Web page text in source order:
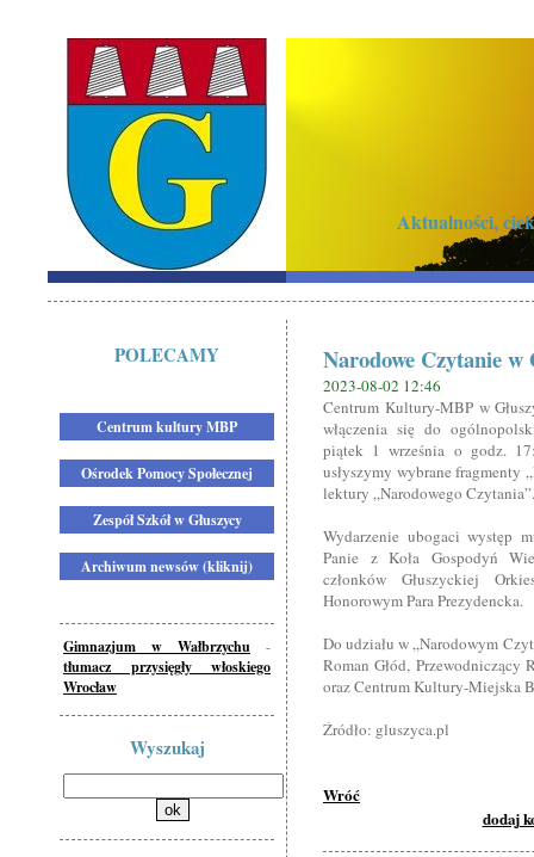
Aktualności,
POLECAMY
Centrum kultury MBP
Ośrodek Pomocy Społecznej
Zespół Szkół w Głuszycy
Archiwum newsów (kliknij)
Gimnazjum w Wałbrzychu -
tłumacz przysięgły włoskiego
Wrocław
Wyszukaj
Narodowe Czytanie w
2023-08-02 12:46
Centrum Kultury-MBP w
włączenia się do
piątek 1 września o godz.
usłyszymy wybrane fragmenty
lektury „Narodowego Czytania”.
Wydarzenie ubogaci występ
Panie z Koła Gospodyń
członków Głuszyckiej
Honorowym Para Prezydencka.
Do udziału w „Narodowym
Roman Głód,
oraz Centrum Kultury-Miejska
Źródło: gluszyca.pl
Wróć
dodaj